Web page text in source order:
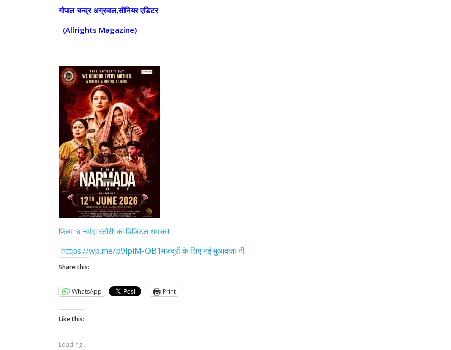
गोपाल चन्द्र अग्रवाल,सीनियर एडिटर
(Allrights Magazine)
फिल्म ‘द नर्मदा स्टोरी’ का डिजिटल धमाका!
https://wp.me/p9lpiM-OB1मजदूरों के लिए नई मुआवज़ा नी
Share this:
WhatsApp Print
Like this:
Loading...